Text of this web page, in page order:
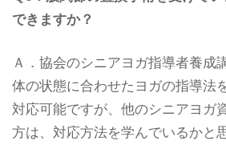
できますか？
Ａ．協会のシニアヨガ指導者養成
体の状態に合わせたヨガの指導法
対応可能ですが、他のシニアヨガ
方は、対応方法を学んでいるかと